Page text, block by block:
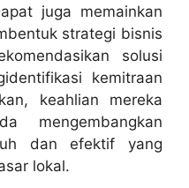
juga memainkan
strategi bisnis
solusi
kemitraan
keahlian mereka
mengembangkan
dan efektif yang
lokal.